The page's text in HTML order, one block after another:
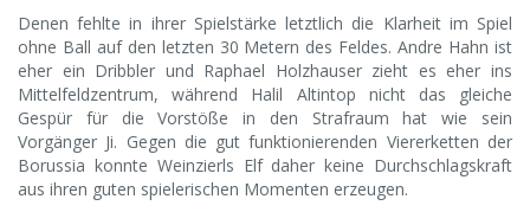
Denen fehlte in ihrer Spielstärke letztlich die Klarheit im Spiel
ohne Ball auf den letzten 30 Metern des Feldes. Andre Hahn ist
eher ein Dribbler und Raphael Holzhauser zieht es eher ins
Mittelfeldzentrum, während Halil Altintop nicht das gleiche
Gespür für die Vorstöße in den Strafraum hat wie sein
Vorgänger Ji. Gegen die gut funktionierenden Viererketten der
Borussia konnte Weinzierls Elf daher keine Durchschlagskraft
aus ihren guten spielerischen Momenten erzeugen.